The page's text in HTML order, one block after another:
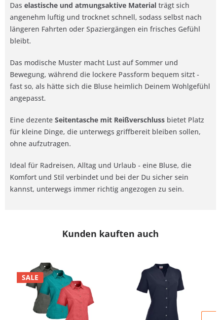
Das elastische und atmungsaktive Material trägt sich
angenehm luftig und trocknet schnell, sodass selbst nach
längeren Fahrten oder Spaziergängen ein frisches Gefühl
bleibt.
Das modische Muster macht Lust auf Sommer und
Bewegung, während die lockere Passform bequem sitzt -
fast so, als hätte sich die Bluse heimlich Deinem Wohlgefühl
angepasst.
Eine dezente Seitentasche mit Reißverschluss bietet Platz
für kleine Dinge, die unterwegs griffbereit bleiben sollen,
ohne aufzutragen.
Ideal für Radreisen, Alltag und Urlaub - eine Bluse, die
Komfort und Stil verbindet und bei der Du sicher sein
kannst, unterwegs immer richtig angezogen zu sein.
Kunden kauften auch
SALE